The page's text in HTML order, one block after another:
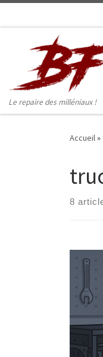
Le repaire des milléniaux !
Accueil»
8